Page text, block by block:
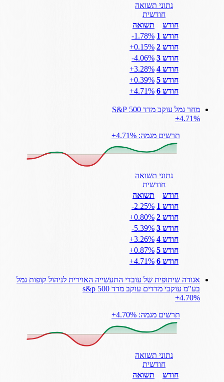
נתוני תשואה
חודשית
חודש
תשואה
חודש 1
‎-1.78%
חודש 2
‎+0.15%
חודש 3
‎-4.06%
חודש 4
‎+3.28%
חודש 5
‎+0.39%
חודש 6
‎+4.71%
מחר גמל עוקב מדד 500 S&P
‎+4.71%
תרשים מגמה: ‎+4.71%
נתוני תשואה
חודשית
חודש
תשואה
חודש 1
‎-2.25%
חודש 2
‎+0.80%
חודש 3
‎-5.39%
חודש 4
‎+3.26%
חודש 5
‎+0.87%
חודש 6
‎+4.71%
אגודה שיתופית של עובדי התעשייה האוירית לניהול קופות גמל
בע"מ עוקבי מדדים עוקב מדד s&p 500
‎+4.70%
תרשים מגמה: ‎+4.70%
נתוני תשואה
חודשית
חודש
תשואה